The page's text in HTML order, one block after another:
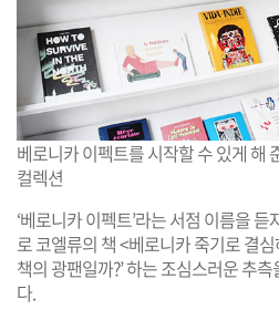
베로니카 이펙트를 시작할 수 있게 해
컬렉션
‘베로니카 이펙트’라는 서점 이름을
로 코엘류의 책 <베로니카 죽기로 결
책의 광팬일까?’ 하는 조심스러운 추
다.